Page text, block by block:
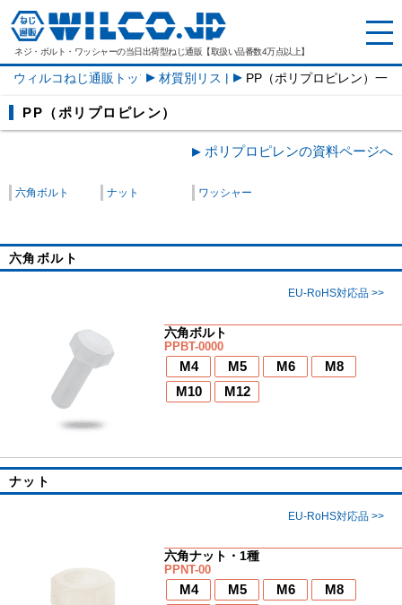
ネジ・ボルト・ワッシャーの当日出荷型ねじ通販【取扱い品番数4万点以上】
ウィルコねじ通販トップ 材質別リスト PP（ポリプロピレン）一覧
PP（ポリプロピレン）
ポリプロピレンの資料ページへ
六角ボルト ナット ワッシャー
六角ボルト
EU-RoHS対応品 >>
六角ボルト
PPBT-0000
M4 M5 M6
M8
M10
M12
ナット
EU-RoHS対応品 >>
六角ナット・1種
PPNT-00
M4 M5 M6
M8